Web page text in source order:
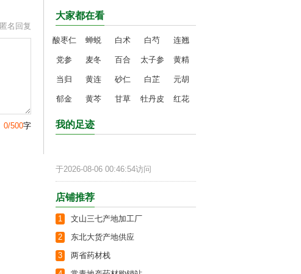
匿名回复
0/500字
大家都在看
酸枣仁 蝉蜕 白术 白芍 连翘
党参 麦冬 百合 太子参 黄精
当归 黄连 砂仁 白芷 元胡
郁金 黄芩 甘草 牡丹皮 红花
我的足迹
于2026-08-06 00:46:54访问
店铺推荐
1
文山三七产地加工厂
2
东北大货产地供应
3
两省药材栈